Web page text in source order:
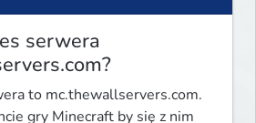
serwera
to mc.thewallservers.com.
gry Minecraft by się z nim